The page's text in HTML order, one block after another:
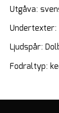
Utgåva:
Ljudspår:
Fodraltyp: